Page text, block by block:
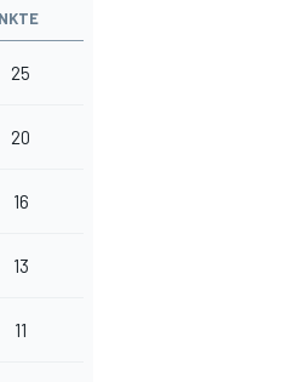
25
20
16
13
11